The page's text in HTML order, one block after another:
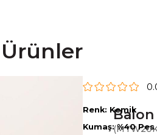
Renk: Kemik
Kumaş: %40